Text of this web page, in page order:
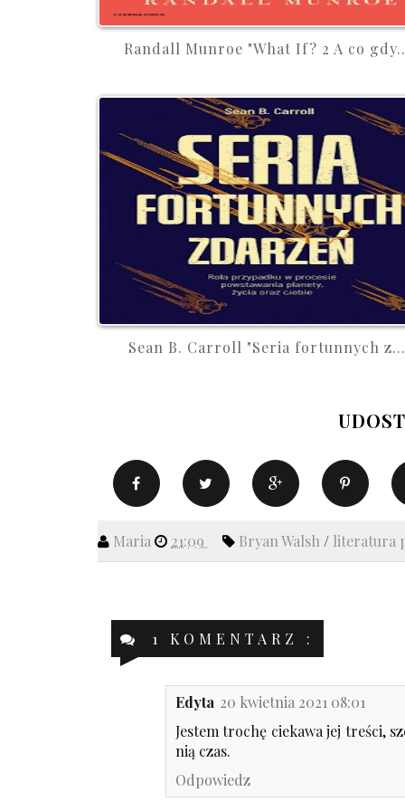
Randall Munroe "What If? 2 A co
Sean B. Carroll "Seria fortunnych z...
Maria 21:09 Bryan Walsh / literatura
1 KOMENTARZ :
Edyta 20 kwietnia 2021 08:01
Jestem trochę ciekawa jej treści,
nią czas.
Odpowiedz